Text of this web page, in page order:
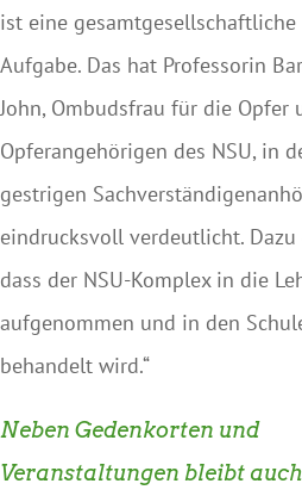
ist eine gesamtgesellschaftliche
Aufgabe. Das hat Professorin
John, Ombudsfrau für die Opfer
Opferangehörigen des NSU, in
gestrigen
eindrucksvoll verdeutlicht.
dass der NSU-Komplex in die
aufgenommen und in den
behandelt wird.“
Neben Gedenkorten und
Veranstaltungen bleibt